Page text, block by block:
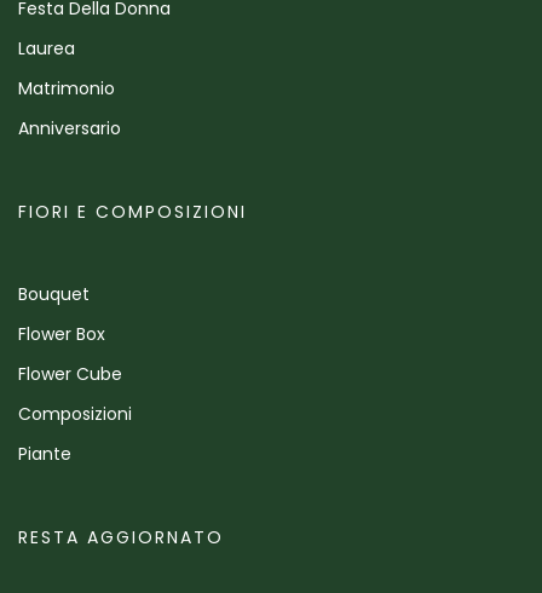
Festa Della Donna
Laurea
Matrimonio
Anniversario
FIORI E COMPOSIZIONI
Bouquet
Flower Box
Flower Cube
Composizioni
Piante
RESTA AGGIORNATO